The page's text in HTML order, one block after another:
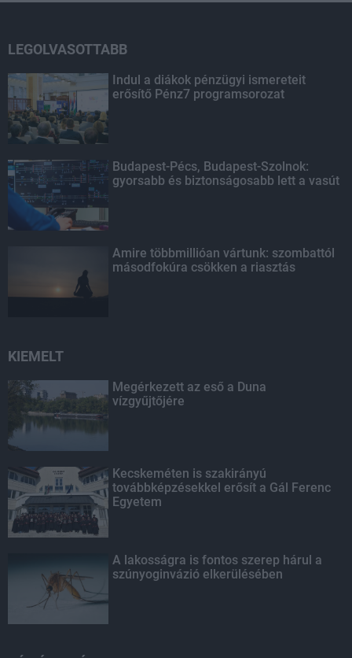
LEGOLVASOTTABB
Indul a diákok pénzügyi ismereteit
erősítő Pénz7 programsorozat
Budapest-Pécs, Budapest-Szolnok:
gyorsabb és biztonságosabb lett a vasút
Amire többmillióan vártunk: szombattól
másodfokúra csökken a riasztás
KIEMELT
Megérkezett az eső a Duna
vízgyűjtőjére
Kecskeméten is szakirányú
továbbképzésekkel erősít a Gál Ferenc
Egyetem
A lakosságra is fontos szerep hárul a
szúnyoginvázió elkerülésében